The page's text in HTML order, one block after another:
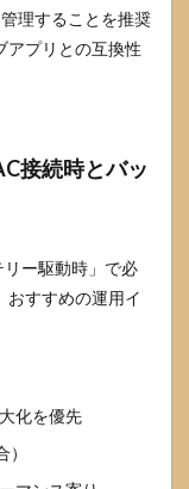
理することを推奨
アプリとの互換性
接続時とバッ
ー駆動時」で必
おすすめの運用イ
化を優先